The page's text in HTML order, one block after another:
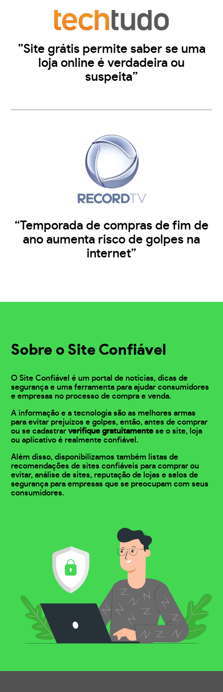
”Site grátis permite saber se uma
loja online é verdadeira ou
suspeita”
“Temporada de compras de fim de
ano aumenta risco de golpes na
internet”
Sobre o Site Confiável
O Site Confiável é um portal de notícias, dicas de
segurança e uma ferramenta para ajudar consumidores
e empresas no processo de compra e venda.
A informação e a tecnologia são as melhores armas
para evitar prejuízos e golpes, então, antes de comprar
ou se cadastrarverifique gratuitamente se o site, loja
ou aplicativo é realmente confiável.
Além disso, disponibilizamos também listas de
recomendações de sites confiáveis para comprar ou
evitar, análise de sites, reputação de lojas e selos de
segurança para empresas que se preocupam com seus
consumidores.